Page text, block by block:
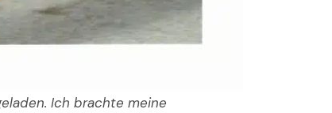
Ich brachte meine